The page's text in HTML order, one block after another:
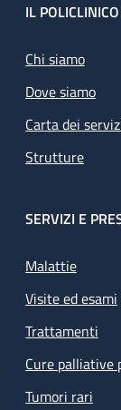
Footer
IL POLICLINICO
Chi siamo
Dove siamo
Carta dei
Strutture
SERVIZI E
Malattie
Visite ed esami
Trattamenti
Cure palliative
Tumori rari